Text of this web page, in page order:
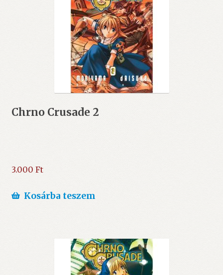
Chrno Crusade 2
3.000 Ft
Kosárba teszem